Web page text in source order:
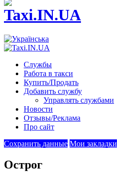
Службы
Работа в такси
Купить/Продать
Добавить службу
Управлять службами
Новости
Отзывы/Реклама
Про сайт
Сохранить данные Мои закладки
Острог